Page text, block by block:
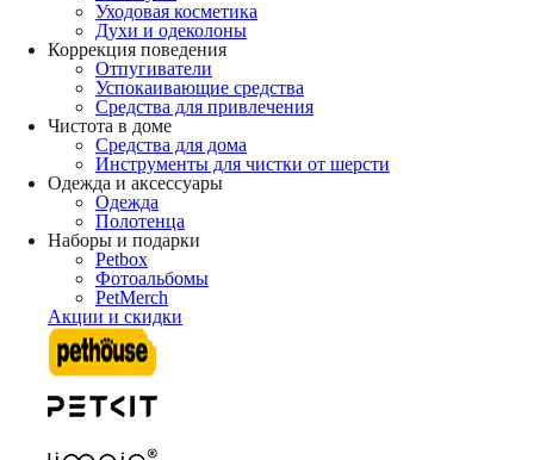
Уходовая косметика
Духи и одеколоны
Коррекция поведения
Отпугиватели
Успокаивающие средства
Средства для привлечения
Чистота в доме
Средства для дома
Инструменты для чистки от шерсти
Одежда и аксессуары
Одежда
Полотенца
Наборы и подарки
Petbox
Фотоальбомы
PetMerch
Акции и скидки